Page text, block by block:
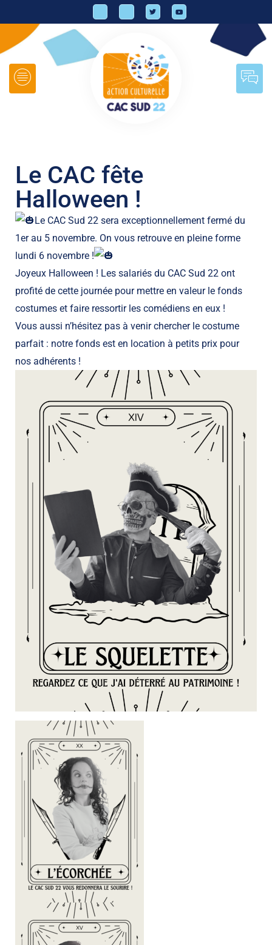
Le CAC fête
Halloween !
Le CAC Sud 22 sera exceptionnellement fermé du
1er au 5 novembre. On vous retrouve en pleine forme
lundi 6 novembre !
Joyeux Halloween ! Les salariés du CAC Sud 22 ont
profité de cette journée pour mettre en valeur le fonds
costumes et faire ressortir les comédiens en eux !
Vous aussi n’hésitez pas à venir chercher le costume
parfait : notre fonds est en location à petits prix pour
nos adhérents !